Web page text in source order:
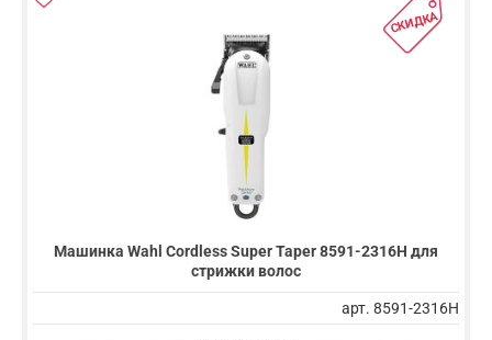
СКИДКА
Машинка Wahl Cordless Super Taper 8591-2316H для
стрижки волос
арт. 8591-2316H